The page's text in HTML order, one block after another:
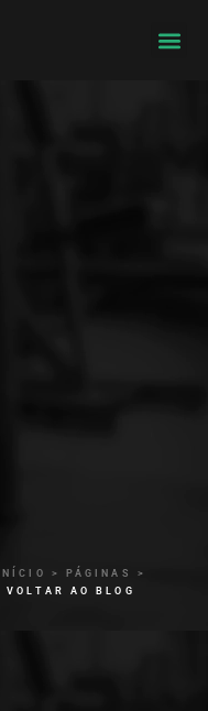
INÍCIO > PÁGINAS >
VOLTAR AO BLOG